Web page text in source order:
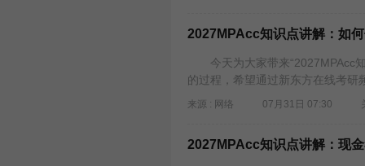
2027MPAcc知识点讲解：如
今天为大家带来“2027MPAcc知
的过程，希望通过新东方在线考
来源 : 网络 07月31日 07:30
2027MPAcc知识点讲解：现